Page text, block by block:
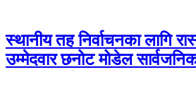
स्थानीय तह निर्वाचनका लागि
उम्मेदवार छनोट मोडेल